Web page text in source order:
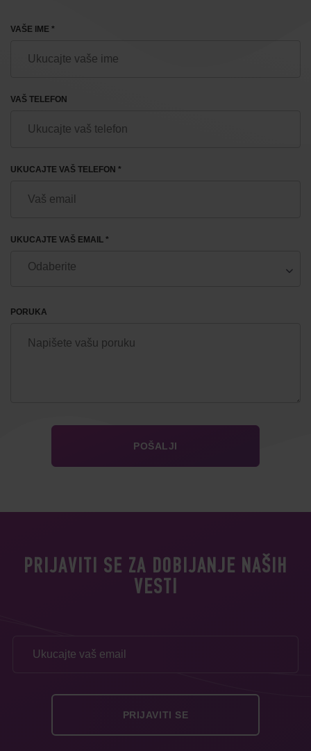
VAŠE IME *
VAŠ TELEFON
UKUCAJTE VAŠ TELEFON *
UKUCAJTE VAŠ EMAIL *
PORUKA
PRIJAVITI SE ZA DOBIJANJE NAŠIH
VESTI